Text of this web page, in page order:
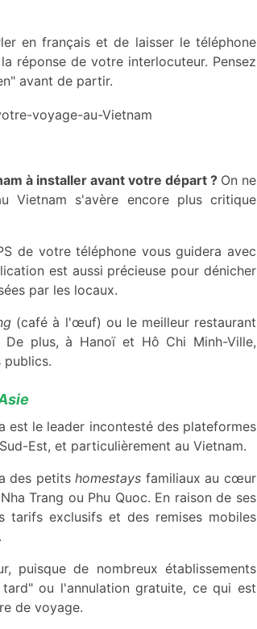
en français et de laisser le téléphone
réponse de votre interlocuteur. Pensez
avant de partir.
à installer avant votre départ ? On ne
Vietnam s'avère encore plus critique
de votre téléphone vous guidera avec
est aussi précieuse pour dénicher
par les locaux.
(café à l'œuf) ou le meilleur restaurant
plus, à Hanoï et Hô Chi Minh-Ville,
publics.
est le leader incontesté des plateformes
Est, et particulièrement au Vietnam.
des petitshomestays familiaux au cœur
Trang ou Phu Quoc. En raison de ses
tarifs exclusifs et des remises mobiles
puisque de nombreux établissements
ou l'annulation gratuite, ce qui est
de voyage.